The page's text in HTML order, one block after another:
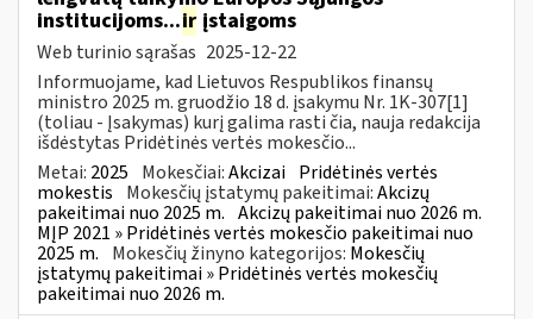
institucijoms...ir įstaigoms
Web turinio sąrašas 2025-12-22
Informuojame, kad Lietuvos Respublikos finansų
ministro 2025 m. gruodžio 18 d. įsakymu Nr. 1K-307[1]
(toliau - Įsakymas) kurį galima rasti čia, nauja redakcija
išdėstytas Pridėtinės vertės mokesčio...
Metai: 2025 Mokesčiai:Akcizai Pridėtinės vertės
mokestis Mokesčių įstatymų pakeitimai:Akcizų
pakeitimai nuo 2025 m. Akcizų pakeitimai nuo 2026 m.
MĮP 2021 » Pridėtinės vertės mokesčio pakeitimai nuo
2025 m. Mokesčių žinyno kategorijos: Mokesčių
įstatymų pakeitimai » Pridėtinės vertės mokesčių
pakeitimai nuo 2026 m.